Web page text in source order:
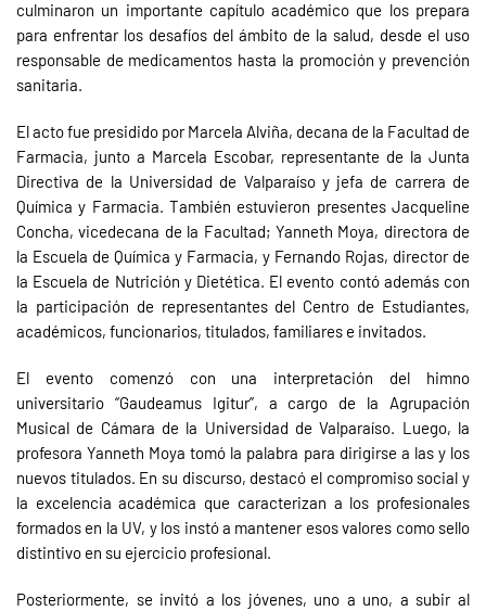
culminaron un importante capítulo académico que los prepara
para enfrentar los desafíos del ámbito de la salud, desde el uso
responsable de medicamentos hasta la promoción y prevención
sanitaria.
El acto fue presidido por Marcela Alviña, decana de la Facultad de
Farmacia, junto a Marcela Escobar, representante de la Junta
Directiva de la Universidad de Valparaíso y jefa de carrera de
Química y Farmacia. También estuvieron presentes Jacqueline
Concha, vicedecana de la Facultad; Yanneth Moya, directora de
la Escuela de Química y Farmacia, y Fernando Rojas, director de
la Escuela de Nutrición y Dietética. El evento contó además con
la participación de representantes del Centro de Estudiantes,
académicos, funcionarios, titulados, familiares e invitados.
El evento comenzó con una interpretación del himno
universitario “Gaudeamus Igitur”, a cargo de la Agrupación
Musical de Cámara de la Universidad de Valparaíso. Luego, la
profesora Yanneth Moya tomó la palabra para dirigirse a las y los
nuevos titulados. En su discurso, destacó el compromiso social y
la excelencia académica que caracterizan a los profesionales
formados en la UV, y los instó a mantener esos valores como sello
distintivo en su ejercicio profesional.
Posteriormente, se invitó a los jóvenes, uno a uno, a subir al